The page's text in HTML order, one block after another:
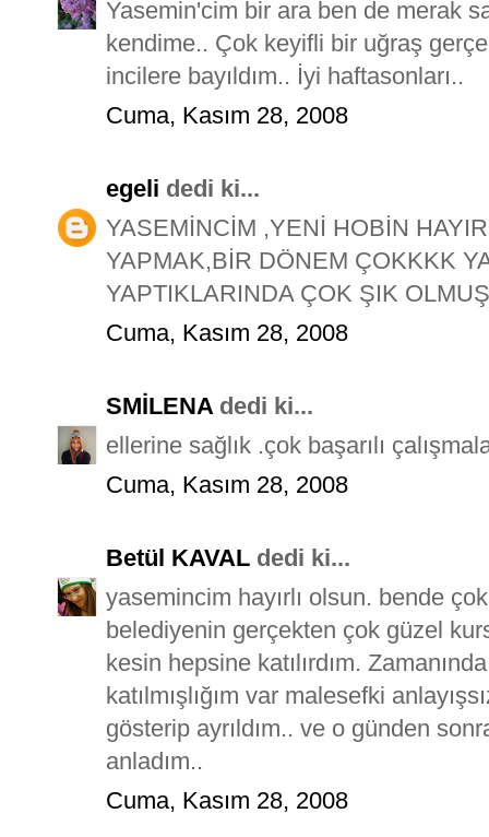
Yasemin'cim bir ara ben de merak
kendime.. Çok keyifli bir uğraş
incilere bayıldım.. İyi haftasonları..
Cuma, Kasım 28, 2008
egeli dedi ki...
YASEMİNCİM ,YENİ HOBİN
YAPMAK,BİR DÖNEM ÇOKKKK
YAPTIKLARINDA ÇOK ŞIK
Cuma, Kasım 28, 2008
SMİLENA dedi ki...
ellerine sağlık .çok başarılı
Cuma, Kasım 28, 2008
Betül KAVAL dedi ki...
yasemincim hayırlı olsun. bende
belediyenin gerçekten çok güzel
kesin hepsine katılırdım.
katılmışlığım var malesefki
gösterip ayrıldım.. ve o günden
anladım..
Cuma, Kasım 28, 2008